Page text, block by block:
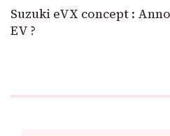
Suzuki eVX concept :
EV ?